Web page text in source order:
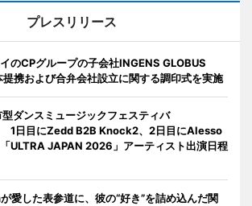
プレスリリース
のCPグループの子会社INGENS GLOBUS
携および合弁会社設立に関する調印式を実施
型ダンスミュージックフェスティバ
B2B Knock2、2日目にAlesso
JAPAN 2026」アーティスト出演日程
愛した表参道に、彼の“好き”を詰め込んだ関